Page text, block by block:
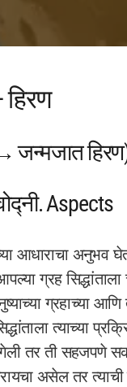
हिरण
जन्मजात
Aspects
आधाराचा
ग्रह
ग्रहाच्या आणि
त्याच्या
तर ती सहजपणे
असेल तर